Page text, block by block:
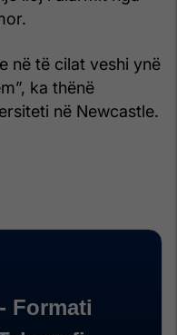
në të cilat veshi ynë
ka thënë
në Newcastle.